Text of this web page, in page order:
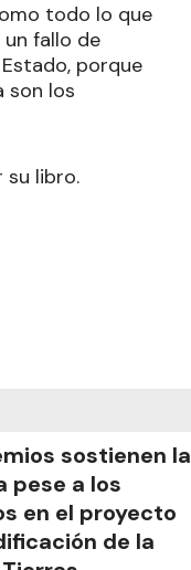
todo lo que
fallo de
porque
son los
su libro.
sostienen la
pese a los
en el proyecto
de la